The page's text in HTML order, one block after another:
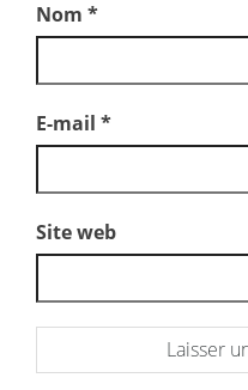
Nom *
E-mail *
Site web